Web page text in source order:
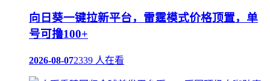
向日葵一键拉新平台，雷霆模式价格顶置，单
号可撸100+
2026-08-072339 人在看